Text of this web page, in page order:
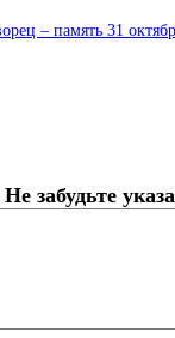
– память 31
забудьте